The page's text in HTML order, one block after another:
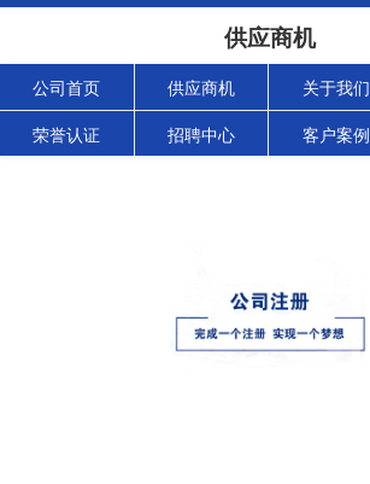
供应商机
公司首页 供应商机 关于我们
荣誉认证 招聘中心 客户案例